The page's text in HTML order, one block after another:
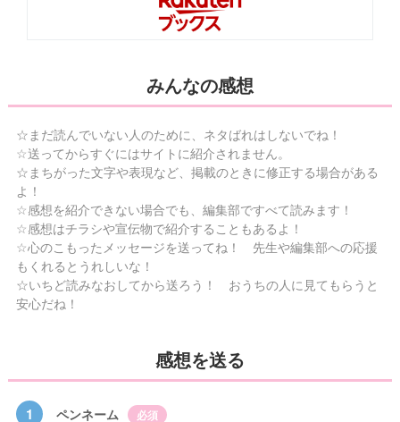
みんなの感想
☆まだ読んでいない人のために、ネタばれはしないでね！
☆送ってからすぐにはサイトに紹介されません。
☆まちがった文字や表現など、掲載のときに修正する場合がある
よ！
☆感想を紹介できない場合でも、編集部ですべて読みます！
☆感想はチラシや宣伝物で紹介することもあるよ！
☆心のこもったメッセージを送ってね！ 先生や編集部への応援
もくれるとうれしいな！
☆いちど読みなおしてから送ろう！ おうちの人に見てもらうと
安心だね！
感想を送る
1 ペンネーム 必須